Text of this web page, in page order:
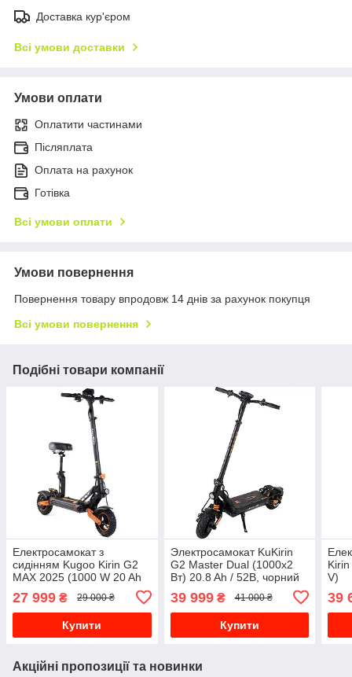
Доставка кур'єром
Всі умови доставки
Умови оплати
Оплатити частинами
Післяплата
Оплата на рахунок
Готівка
Всі умови оплати
Умови повернення
Повернення товару впродовж 14 днів за рахунок покупця
Всі умови повернення
Подібні товари компанії
Електросамокат з
сидінням Kugoo Kirin G2
MAX 2025 (1000 W 20 Ah
27 999 ₴ 29 000 ₴
Купити
Электросамокат KuKirin
G2 Master Dual (1000x2
Вт) 20.8 Ah / 52В, чорний
39 999₴ 41 000 ₴
Купити
V)
39
Акційні пропозиції та новинки